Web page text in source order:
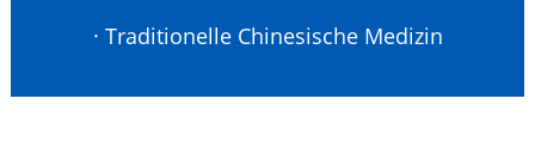
· Traditionelle Chinesische Medizin